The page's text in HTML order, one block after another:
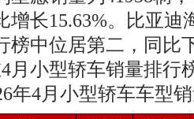
长15.63%。比亚迪
榜中位居第二，同比
月小型轿车销量排行
年4月小型轿车车型